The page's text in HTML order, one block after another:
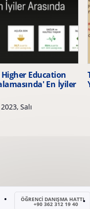
Higher Education
En İyiler
Salı
ÖĞRENCİ DANIŞMA HATTI
+90 362 312 19 40